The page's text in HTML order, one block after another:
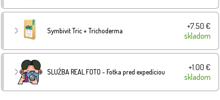
Symbivit Tric + Trichoderma
+7.50 €
skladom
SLUŽBA REAL FOTO - Fotka pred expedíciou
+1.00 €
skladom